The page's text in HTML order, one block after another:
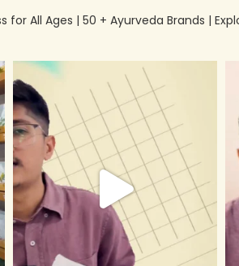
for All Ages | 50 + Ayurveda Brands |